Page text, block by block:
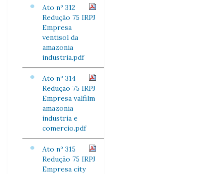
Ato nº 312
Redução 75 IRPJ
Empresa
ventisol da
amazonia
industria.pdf
Ato nº 314
Redução 75 IRPJ
Empresa valfilm
amazonia
industria e
comercio.pdf
Ato nº 315
Redução 75 IRPJ
Empresa city